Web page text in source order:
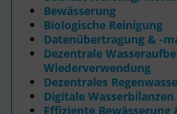
Bewässerung
Biologische Reinigung
Datenübertragung & -
Dezentrale
Wiederverwendung
Dezentrales
Digitale Wasserbilanzen
Effiziente Bewässerung